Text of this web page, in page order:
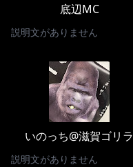
底辺MC
説明文がありません
いのっち@滋賀ゴリラ
説明文がありません